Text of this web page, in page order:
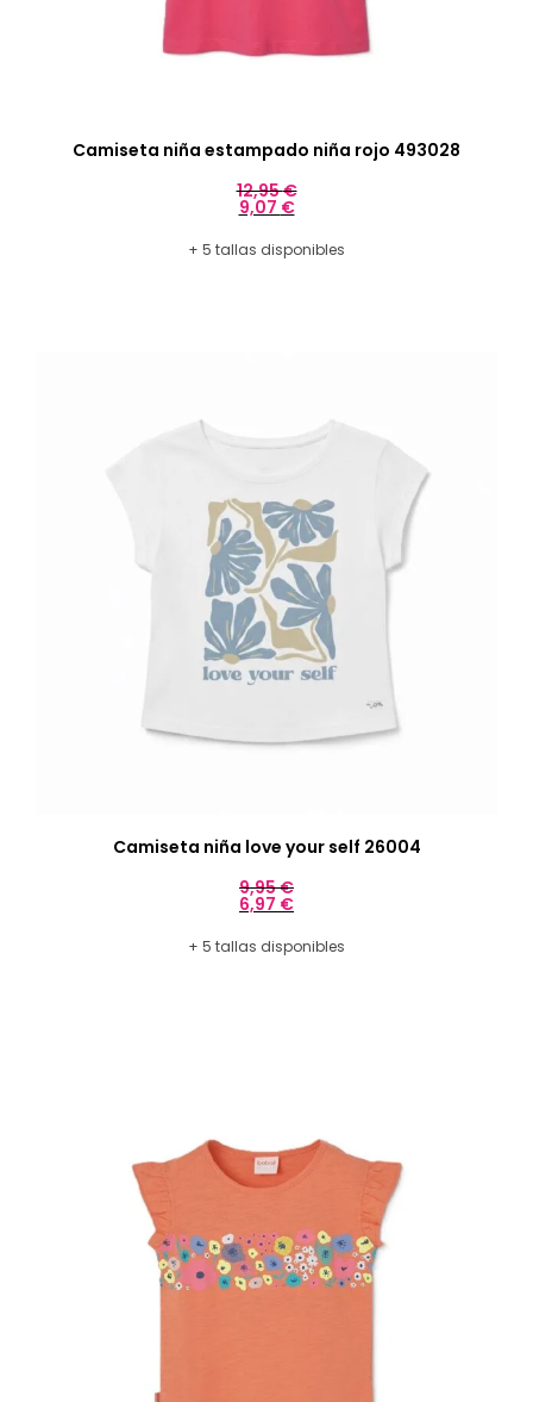
Camiseta niña estampado niña rojo 493028
12,95€
9,07 €
+ 5 tallas disponibles
Camiseta niña love your self 26004
9,95€
6,97 €
+ 5 tallas disponibles